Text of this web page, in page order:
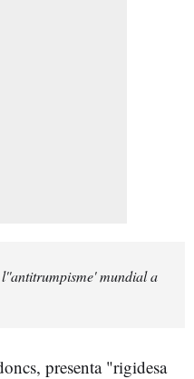
mundial a
presenta "rigidesa